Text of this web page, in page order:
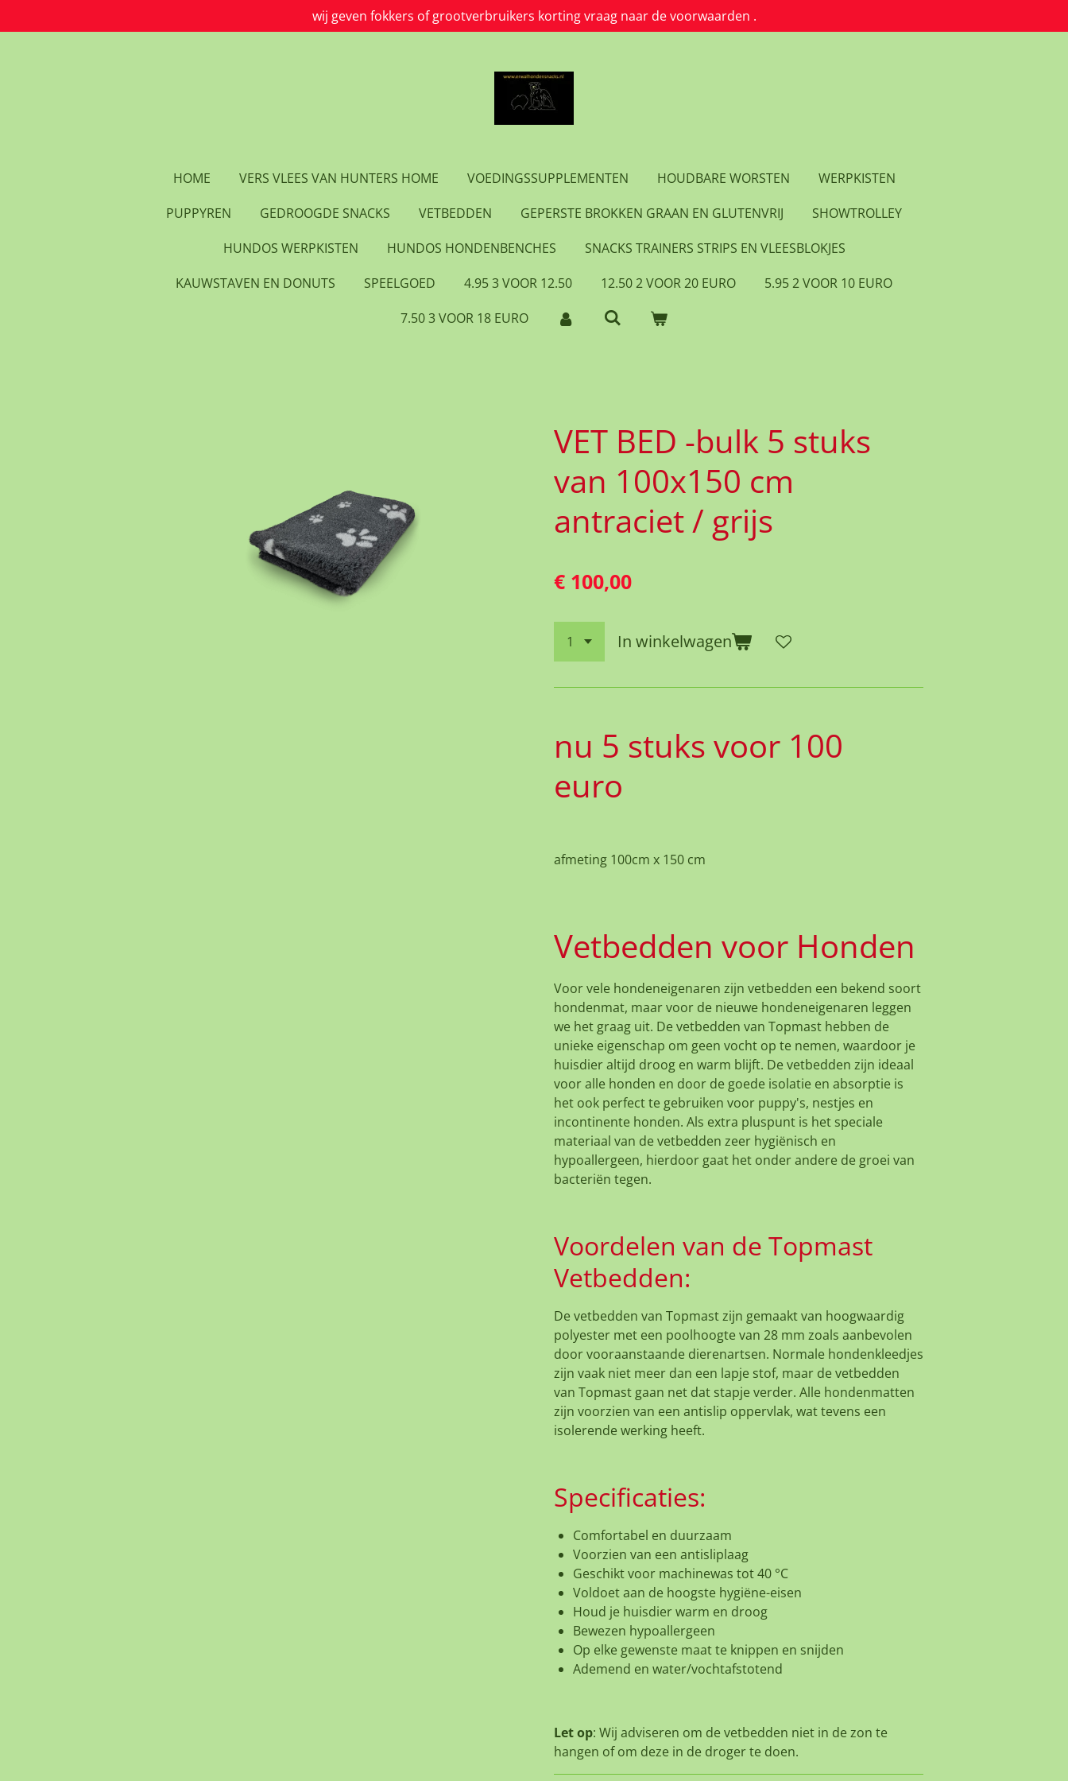
direct
wij geven fokkers of grootverbruikers korting vraag naar de voorwaarden .
HOME VERS VLEES VAN HUNTERS HOME VOEDINGSSUPPLEMENTEN HOUDBARE WORSTEN
WERPKISTEN
PUPPYREN
GEDROOGDE SNACKS VETBEDDEN GEPERSTE BROKKEN GRAAN EN GLUTENVRIJ
SHOWTROLLEY
HUNDOS WERPKISTEN
HUNDOS HONDENBENCHES
SNACKS TRAINERS STRIPS EN VLEESBLOKJES
KAUWSTAVEN EN DONUTS
SPEELGOED 4.95 3 VOOR 12.50 12.50 2 VOOR 20 EURO
5.95 2 VOOR 10 EURO
7.50 3 VOOR 18 EURO
VET BED -bulk 5 stuks
van 100x150 cm
antraciet / grijs
€ 100,00
In winkelwagen
nu 5 stuks voor 100
euro
afmeting 100cm x 150 cm
Vetbedden voor Honden
Voor vele hondeneigenaren zijn vetbedden een bekend soort
hondenmat, maar voor de nieuwe hondeneigenaren leggen
we het graag uit. De vetbedden van Topmast hebben de
unieke eigenschap om geen vocht op te nemen, waardoor je
huisdier altijd droog en warm blijft. De vetbedden zijn ideaal
voor alle honden en door de goede isolatie en absorptie is
het ook perfect te gebruiken voor puppy's, nestjes en
incontinente honden. Als extra pluspunt is het speciale
materiaal van de vetbedden zeer hygiënisch en
hypoallergeen, hierdoor gaat het onder andere de groei van
bacteriën tegen.
Voordelen van de Topmast
Vetbedden:
De vetbedden van Topmast zijn gemaakt van hoogwaardig
polyester met een poolhoogte van 28 mm zoals aanbevolen
door vooraanstaande dierenartsen. Normale hondenkleedjes
zijn vaak niet meer dan een lapje stof, maar de vetbedden
van Topmast gaan net dat stapje verder. Alle hondenmatten
zijn voorzien van een antislip oppervlak, wat tevens een
isolerende werking heeft.
Specificaties:
Comfortabel en duurzaam
Voorzien van een antisliplaag
Geschikt voor machinewas tot 40 °C
Voldoet aan de hoogste hygiëne-eisen
Houd je huisdier warm en droog
Bewezen hypoallergeen
Op elke gewenste maat te knippen en snijden
Ademend en water/vochtafstotend
Let op: Wij adviseren om de vetbedden niet in de zon te
hangen of om deze in de droger te doen.